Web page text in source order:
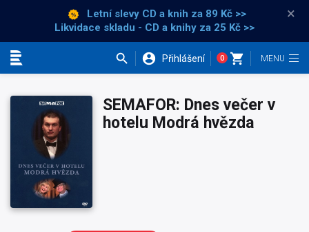
Letní slevy CD a knih za 89 Kč >>
Likvidace skladu - CD a knihy za 25 Kč >>
×
Přihlášení 0
SEMAFOR: Dnes večer v
hotelu Modrá hvězda